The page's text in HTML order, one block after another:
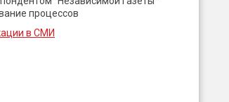
процессов
в СМИ